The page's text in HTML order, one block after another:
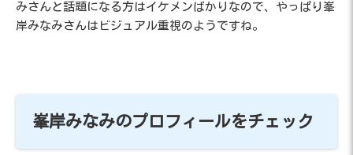
みさんと話題になる方はイケメンばかりなので、やっぱり峯
岸みなみさんはビジュアル重視のようですね。
峯岸みなみのプロフィールをチェック